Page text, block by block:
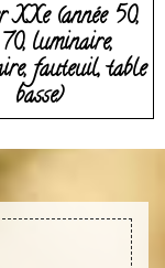
XXe (année 50,
luminaire,
fauteuil, table
basse)